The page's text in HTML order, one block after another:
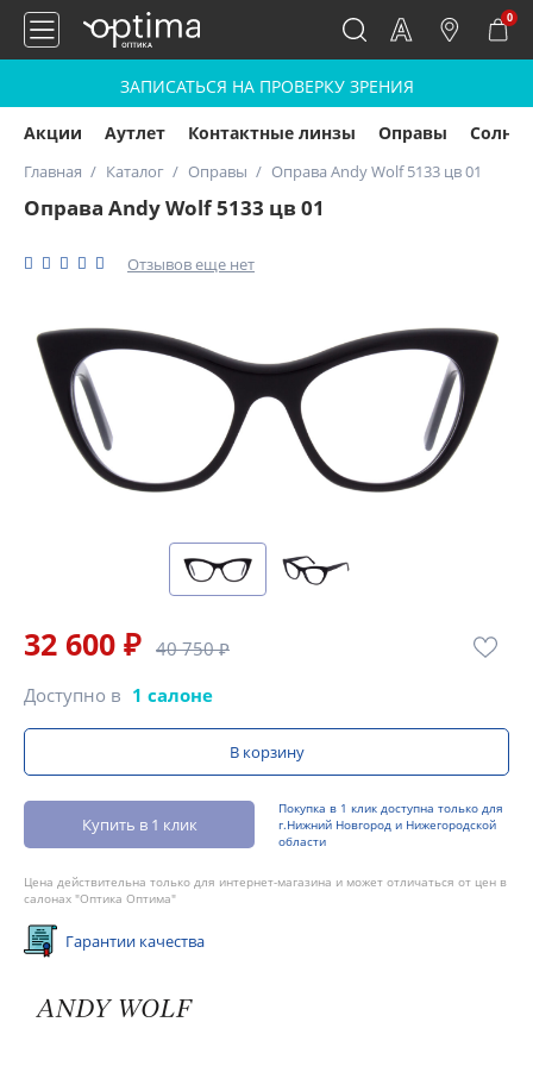
0
ЗАПИСАТЬСЯ НА ПРОВЕРКУ ЗРЕНИЯ
Акции Аутлет Контактные линзы Оправы
Главная Каталог Оправы Оправа Andy Wolf 5133 цв 01
Оправа Andy Wolf 5133 цв 01
Отзывов еще нет
32 600 ₽ 40 750 ₽
Доступно в 1 салоне
В корзину
Купить в 1 клик
Покупка в 1 клик доступна только для
г.Нижний Новгород и Нижегородской
области
Цена действительна только для интернет-магазина и может отличаться от цен в
салонах "Оптика Оптима"
Гарантии качества